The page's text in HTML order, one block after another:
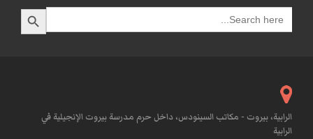
Search
for:
SEARCH BUTTON
الرابية، بيروت - مكاتب السينودس، داخل حرم مدرسة بيروت الإنجيلية في
الرابية